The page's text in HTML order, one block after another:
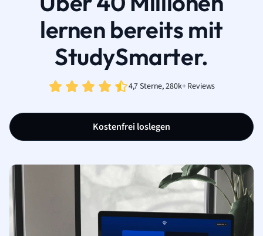
lernen bereits mit
StudySmarter.
4,7 Sterne, 280k+ Reviews
Kostenfrei loslegen